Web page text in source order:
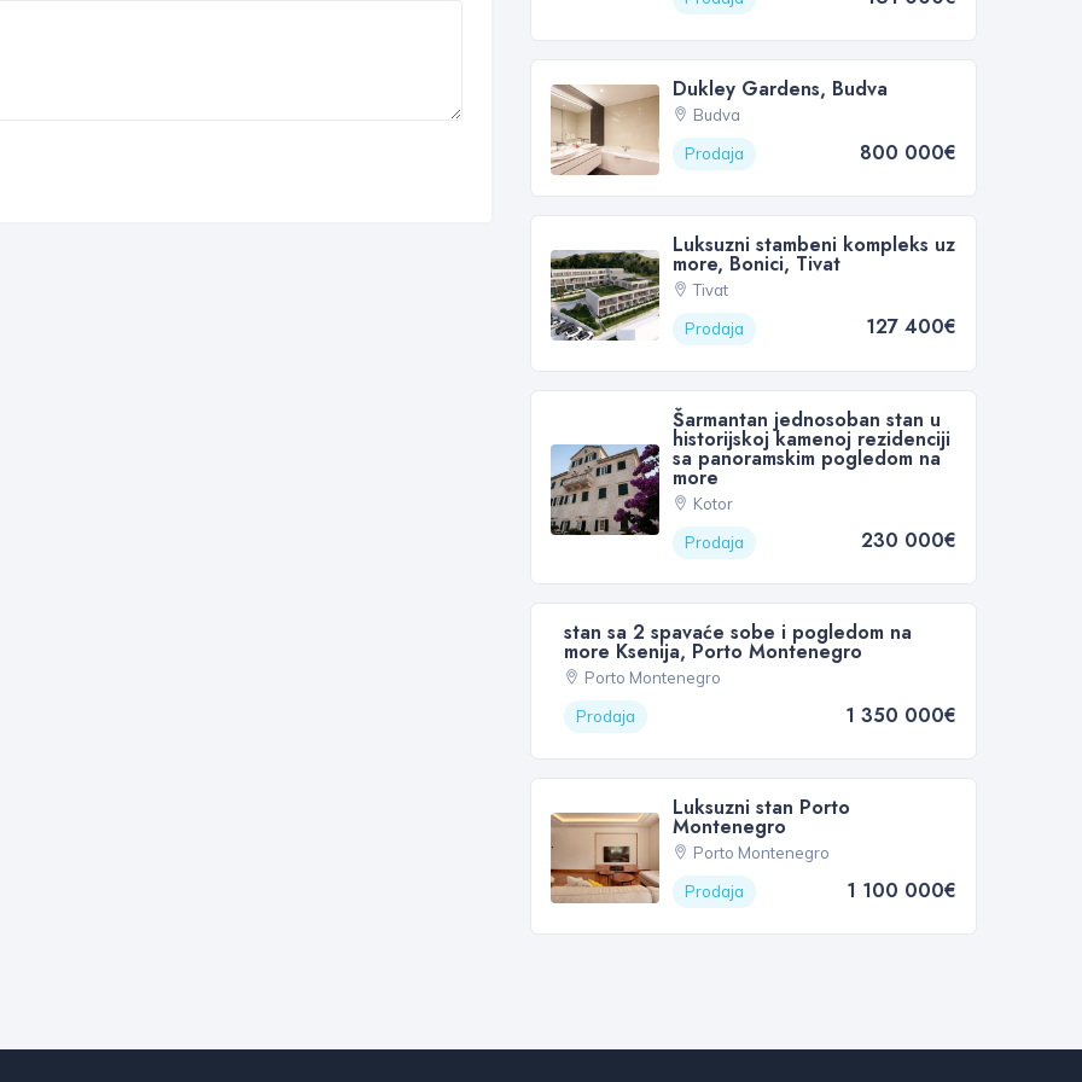
Dukley Gardens, Budva
Budva
Prodaja
800 000€
Luksuzni stambeni kompleks uz
more, Bonici, Tivat
Tivat
Prodaja
127 400€
Šarmantan jednosoban stan u
historijskoj kamenoj rezidenciji
sa panoramskim pogledom na
more
Kotor
Prodaja
230 000€
stan sa 2 spavaće sobe i pogledom na
more Ksenija, Porto Montenegro
Porto Montenegro
Prodaja
1 350 000€
Luksuzni stan Porto
Montenegro
Porto Montenegro
Prodaja
1 100 000€